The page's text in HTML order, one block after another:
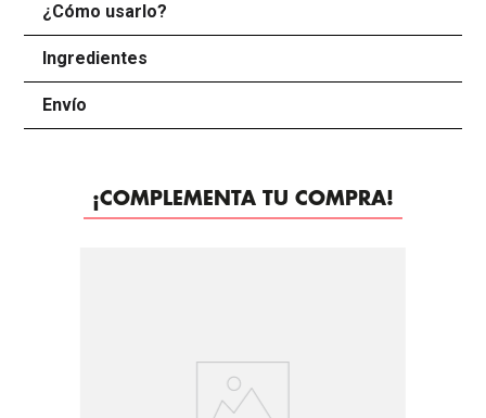
¿Cómo usarlo?
Ingredientes
Envío
¡COMPLEMENTA TU COMPRA!